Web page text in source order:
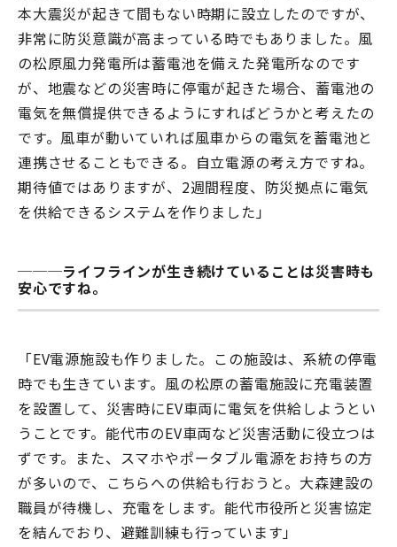
本大震災が起きて間もない時期に設立したのですが、
非常に防災意識が高まっている時でもありました。風
の松原風力発電所は蓄電池を備えた発電所なのです
が、地震などの災害時に停電が起きた場合、蓄電池の
電気を無償提供できるようにすればどうかと考えたの
です。風車が動いていれば風車からの電気を蓄電池と
連携させることもできる。自立電源の考え方ですね。
期待値ではありますが、2週間程度、防災拠点に電気
を供給できるシステムを作りました」
───ライフラインが生き続けていることは災害時も
安心ですね。
「EV電源施設も作りました。この施設は、系統の停電
時でも生きています。風の松原の蓄電施設に充電装置
を設置して、災害時にEV車両に電気を供給しようとい
うことです。能代市のEV車両など災害活動に役立つは
ずです。また、スマホやポータブル電源をお持ちの方
が多いので、こちらへの供給も行おうと。大森建設の
職員が待機し、充電をします。能代市役所と災害協定
を結んでおり、避難訓練も行っています」